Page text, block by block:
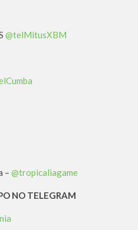
@telMitusXBM
– @tropicaliagame
NO TELEGRAM